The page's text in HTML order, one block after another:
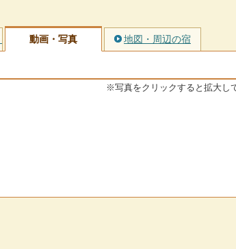
動画・写真 地図・周辺の宿
※写真をクリックすると拡大し